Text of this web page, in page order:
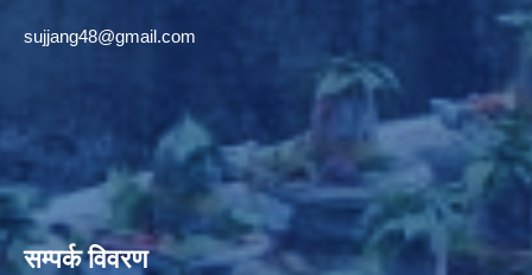
sujjang48@gmail.com
सम्पर्क विवरण